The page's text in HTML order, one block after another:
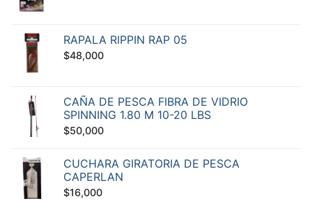
RAPALA RIPPIN RAP 05
$48,000
CAÑA DE PESCA FIBRA DE VIDRIO
SPINNING 1.80 M 10-20 LBS
$50,000
CUCHARA GIRATORIA DE PESCA
CAPERLAN
$16,000